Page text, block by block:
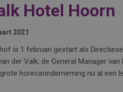
Hotel Hoorn
2021
is 1 februari gestart als
der Valk, de General Manager
horecaonderneming nu al een